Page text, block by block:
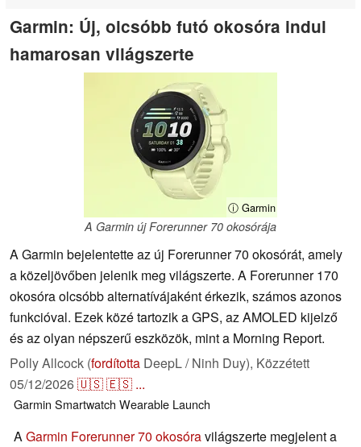
Garmin: Új, olcsóbb futó okosóra indul
hamarosan világszerte
ⓘ Garmin
A Garmin új Forerunner 70 okosórája
A Garmin bejelentette az új Forerunner 70 okosórát, amely
a közeljövőben jelenik meg világszerte. A Forerunner 170
okosóra olcsóbb alternatívájaként érkezik, számos azonos
funkcióval. Ezek közé tartozik a GPS, az AMOLED kijelző
és az olyan népszerű eszközök, mint a Morning Report.
Polly Allcock (fordította DeepL / Ninh Duy), Közzétett
05/12/2026🇺🇸🇪🇸 ...
Garmin Smartwatch Wearable Launch
AGarmin Forerunner 70 okosóravilágszerte megjelent a